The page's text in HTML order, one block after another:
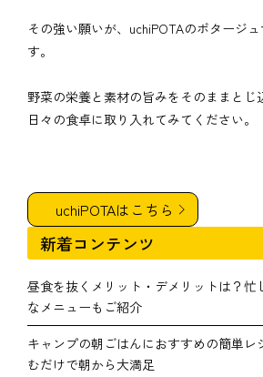
その強い願いが、uchiPOTAのポタージ
す。
野菜の栄養と素材の旨みをそのままとじ
日々の食卓に取り入れてみてください。
uchiPOTAはこちら
新着コンテンツ
昼食を抜くメリット・デメリットは？忙
なメニューもご紹介
キャンプの朝ごはんにおすすめの簡単レ
むだけで朝から大満足